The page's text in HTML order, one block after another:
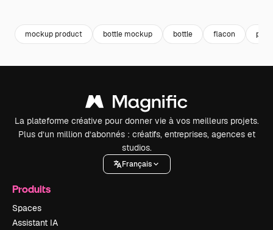
mockup product bottle mockup bottle flacon
La plateforme créative pour donner vie à vos meilleurs projets.
Plus d’un million d’abonnés : créatifs, entreprises, agences et
studios.
Français
Produits
Spaces
Assistant IA